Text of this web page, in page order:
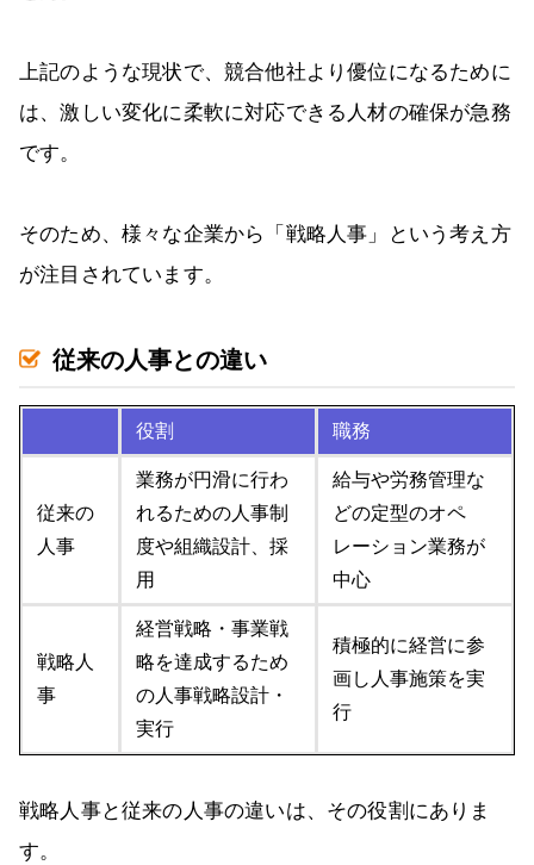
上記のような現状で、競合他社より優位になるために
は、激しい変化に柔軟に対応できる人材の確保が急務
です。
そのため、様々な企業から「戦略人事」という考え方
が注目されています。
従来の人事との違い
役割 職務
従来の
人事
業務が円滑に行わ
れるための人事制
度や組織設計、採
用
給与や労務管理な
どの定型のオペ
レーション業務が
中心
戦略人
事
経営戦略・事業戦
略を達成するため
の人事戦略設計・
実行
積極的に経営に参
画し人事施策を実
行
戦略人事と従来の人事の違いは、その役割にありま
す。